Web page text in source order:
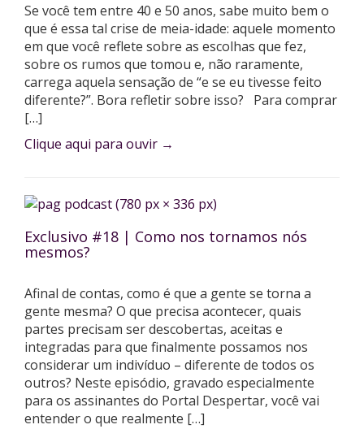
Se você tem entre 40 e 50 anos, sabe muito bem o
que é essa tal crise de meia-idade: aquele momento
em que você reflete sobre as escolhas que fez,
sobre os rumos que tomou e, não raramente,
carrega aquela sensação de “e se eu tivesse feito
diferente?”. Bora refletir sobre isso? Para comprar
[…]
Clique aqui para ouvir →
Exclusivo #18 | Como nos tornamos nós
mesmos?
Afinal de contas, como é que a gente se torna a
gente mesma? O que precisa acontecer, quais
partes precisam ser descobertas, aceitas e
integradas para que finalmente possamos nos
considerar um indivíduo – diferente de todos os
outros? Neste episódio, gravado especialmente
para os assinantes do Portal Despertar, você vai
entender o que realmente […]